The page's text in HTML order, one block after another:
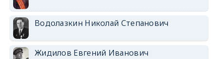
Водолазкин Николай Степанович
Жидилов Евгений Иванович